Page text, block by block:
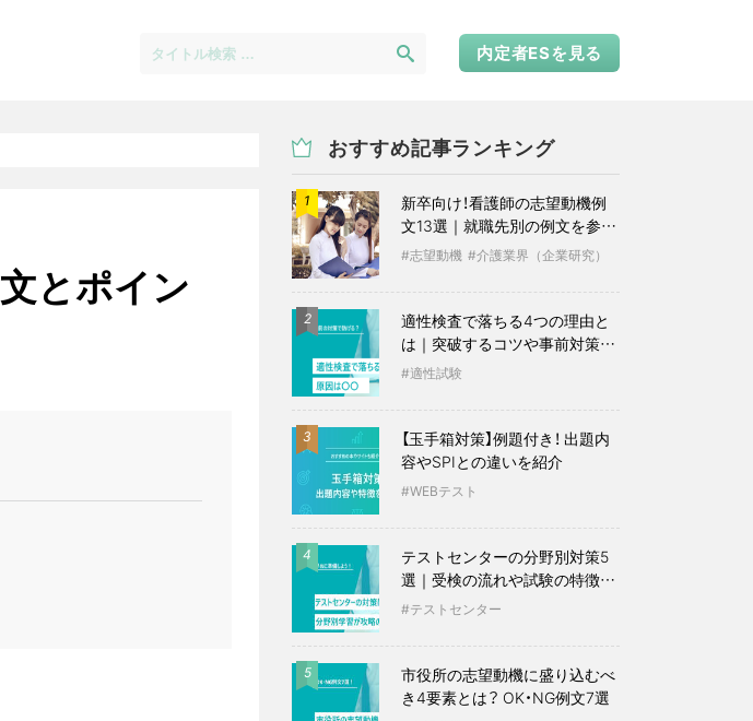
内定者ESを見る
とポイン
おすすめ記事ランキング
1
新卒向け！看護師の志望動機例
文13選｜就職先別の例文を参考
に志望動機 介護業界（企業研究）
2
適性検査で落ちる4つの理由と
は｜突破するコツや事前対策も
紹介
適性試験
3
【玉手箱対策】例題付き！ 出題内
容やSPIとの違いを紹介
WEBテスト
4
テストセンターの分野別対策5
選｜受検の流れや試験の特徴も
紹介
テストセンター
5
市役所の志望動機に盛り込むべ
き4要素とは？ OK・NG例文7選